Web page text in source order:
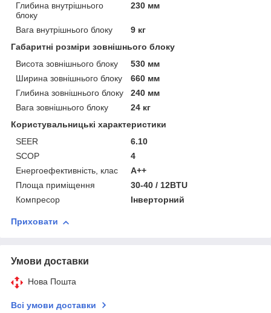
Глибина внутрішнього
блоку
230 мм
Вага внутрішнього блоку
9 кг
Габаритні розміри зовнішнього блоку
Висота зовнішнього блоку
530 мм
Ширина зовнішнього блоку
660 мм
Глибина зовнішнього блоку
240 мм
Вага зовнішнього блоку
24 кг
Користувальницькі характеристики
SEER
6.10
SCOP
4
Енергоефективність, клас
А++
Площа приміщення
30-40 / 12BTU
Компресор
Інверторний
Приховати
Умови доставки
Нова Пошта
Всі умови доставки